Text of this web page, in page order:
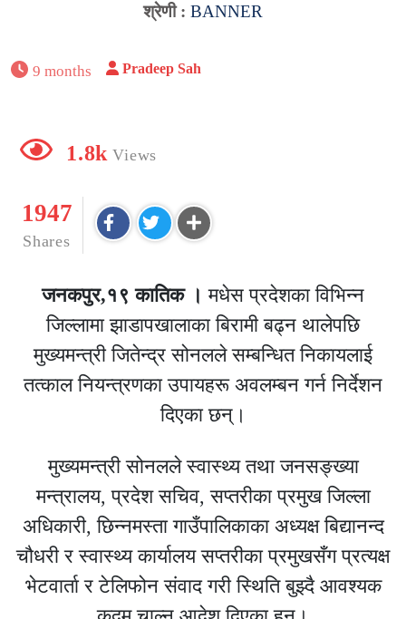
श्रेणी : BANNER
9 months Pradeep Sah
1.8k Views
1947
Shares
जनकपुर,१९ कातिक । मधेस प्रदेशका विभिन्न
जिल्लामा झाडापखालाका बिरामी बढ्न थालेपछि
मुख्यमन्त्री जितेन्द्र सोनलले सम्बन्धित निकायलाई
तत्काल नियन्त्रणका उपायहरू अवलम्बन गर्न निर्देशन
दिएका छन्।
मुख्यमन्त्री सोनलले स्वास्थ्य तथा जनसङ्ख्या
मन्त्रालय, प्रदेश सचिव, सप्तरीका प्रमुख जिल्ला
अधिकारी, छिन्नमस्ता गाउँपालिकाका अध्यक्ष बिद्यानन्द
चौधरी र स्वास्थ्य कार्यालय सप्तरीका प्रमुखसँग प्रत्यक्ष
भेटवार्ता र टेलिफोन संवाद गरी स्थिति बुझ्दै आवश्यक